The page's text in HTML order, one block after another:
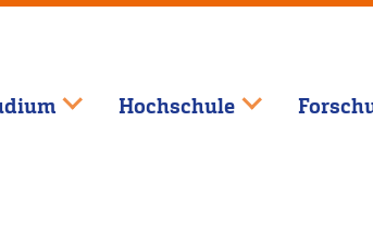
Hochschule